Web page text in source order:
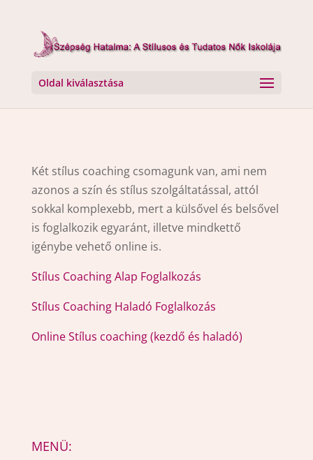
Oldal kiválasztása
Két stílus coaching csomagunk van, ami nem
azonos a szín és stílus szolgáltatással, attól
sokkal komplexebb, mert a külsővel és belsővel
is foglalkozik egyaránt, illetve mindkettő
igénybe vehető online is.
Stílus Coaching Alap Foglalkozás
Stílus Coaching Haladó Foglalkozás
Online Stílus coaching (kezdő és haladó)
MENÜ: